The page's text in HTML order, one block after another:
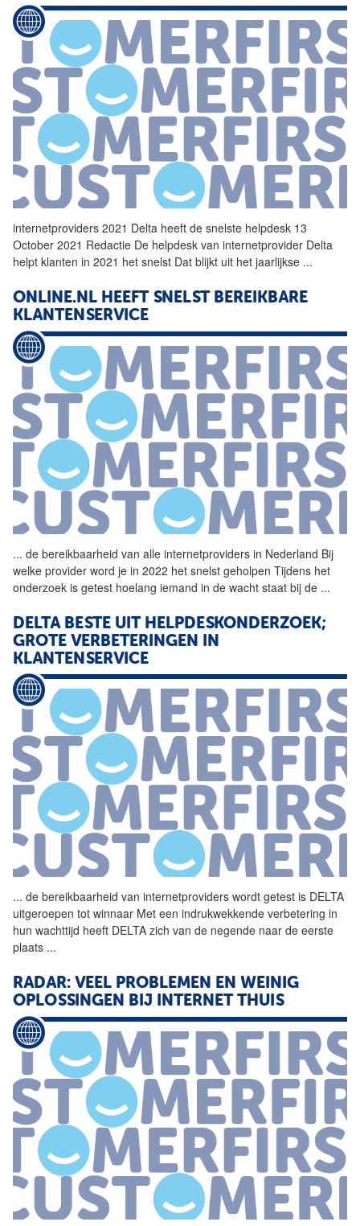
internetproviders 2021 Delta heeft de snelste helpdesk 13
October 2021 Redactie De helpdesk van internetprovider Delta
helpt klanten in 2021 het snelst Dat blijkt uit het jaarlijkse ...
ONLINE.NL HEEFT SNELST BEREIKBARE
KLANTENSERVICE
... de bereikbaarheid van alle internetproviders in Nederland Bij
welke provider word je in 2022 het snelst geholpen Tijdens het
onderzoek is getest hoelang iemand in de wacht staat bij de ...
DELTA BESTE UIT HELPDESKONDERZOEK;
GROTE VERBETERINGEN IN
KLANTENSERVICE
... de bereikbaarheid van internetproviders wordt getest is DELTA
uitgeroepen tot winnaar Met een indrukwekkende verbetering in
hun wachttijd heeft DELTA zich van de negende naar de eerste
plaats ...
RADAR: VEEL PROBLEMEN EN WEINIG
OPLOSSINGEN BIJ INTERNET THUIS